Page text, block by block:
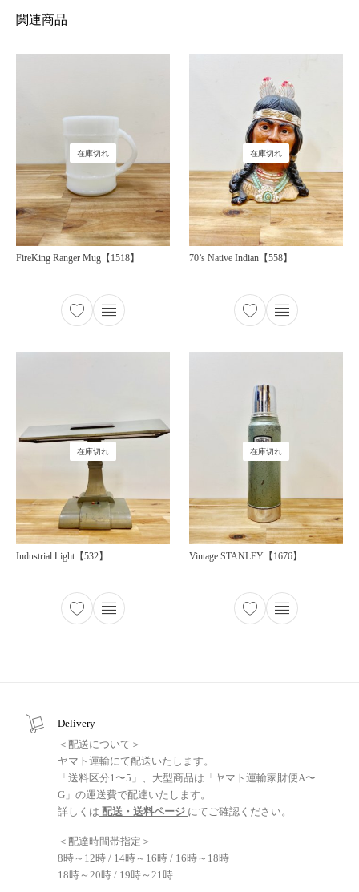
関連商品
在庫切れ
FireKing Ranger Mug【1518】
在庫切れ
70’s Native Indian【558】
在庫切れ
Industrial Ⅼight【532】
在庫切れ
Vintage STANLEY【1676】
Delivery
＜配送について＞
ヤマト運輸にて配送いたします。
「送料区分1〜5」、大型商品は「ヤマト運輸家財便A〜
G」の運送費で配達いたします。
詳しくは 配送・送料ページ にてご確認ください。
＜配達時間帯指定＞
8時～12時 / 14時～16時 / 16時～18時
18時～20時 / 19時～21時